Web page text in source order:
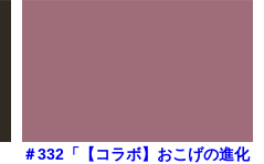
＃332「【コラボ】おこげの進化